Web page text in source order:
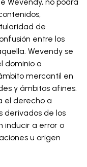
de
entre los
Wevendy se
dominio o
mercantil en
y ámbitos afines.
el derecho a
derivados de los
inducir a error o
u origen